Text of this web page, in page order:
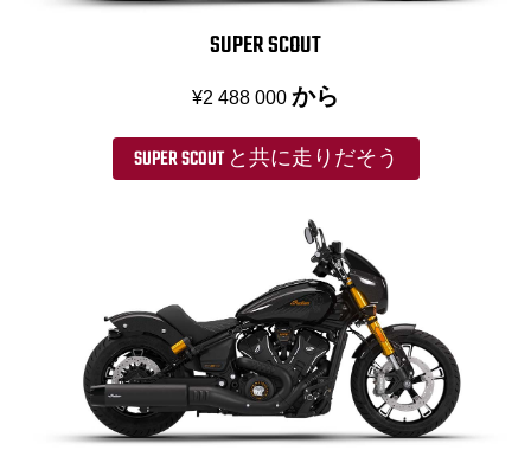
SUPER SCOUT
¥2 488 000 から
SUPER SCOUT と共に走りだそう